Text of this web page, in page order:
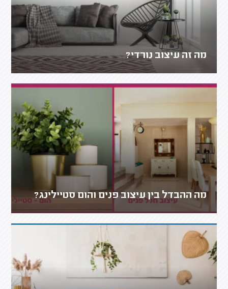
מה זה עיצוב נורדי?
מה ההבדל בין עיצוב פנים והום סטיילינג?